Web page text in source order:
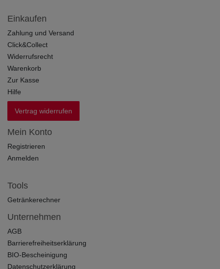
Einkaufen
Zahlung und Versand
Click&Collect
Widerrufsrecht
Warenkorb
Zur Kasse
Hilfe
Vertrag widerrufen
Mein Konto
Registrieren
Anmelden
Tools
Getränkerechner
Unternehmen
AGB
Barrierefreiheitserklärung
BIO-Bescheinigung
Datenschutzerklärung